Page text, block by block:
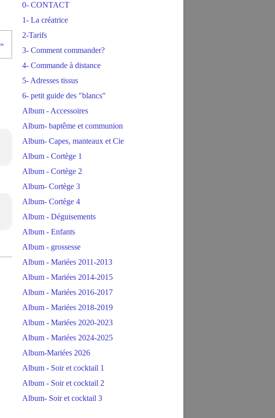
0- CONTACT
1- La créatrice
2-Tarifs
3- Comment commander?
4- Commande à distance
5- Adresses tissus
6- petit guide des "blancs"
Album - Accessoires
Album- baptême et communion
Album- Capes, manteaux et Cie
Album - Cortège 1
Album - Cortège 2
Album- Cortège 3
Album- Cortège 4
Album - Déguisements
Album - Enfants
Album - grossesse
Album - Mariées 2011-2013
Album - Mariées 2014-2015
Album - Mariées 2016-2017
Album - Mariées 2018-2019
Album - Mariées 2020-2023
Album - Mariées 2024-2025
Album-Mariées 2026
Album - Soir et cocktail 1
Album - Soir et cocktail 2
Album- Soir et cocktail 3